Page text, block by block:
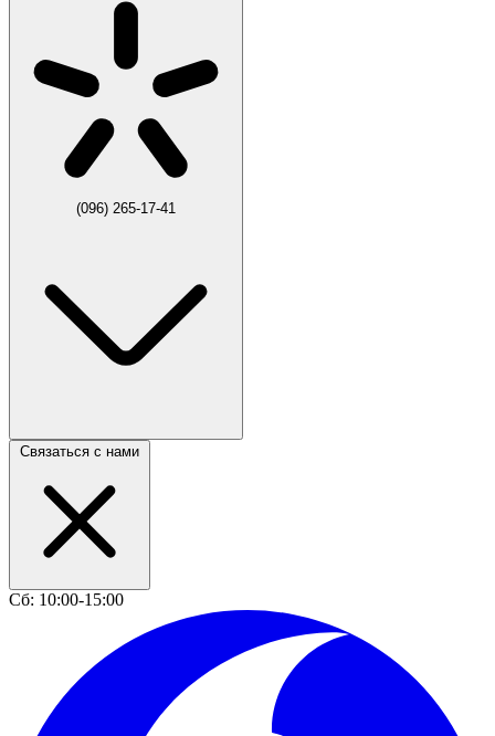
(096) 265-17-41
Связаться с нами
Сб: 10:00-15:00